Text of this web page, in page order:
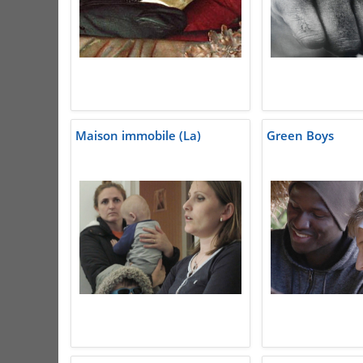
Maison immobile (La) Green Boys